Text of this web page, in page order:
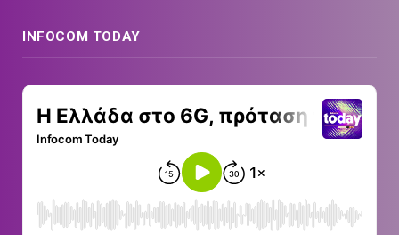
INFOCOM TODAY